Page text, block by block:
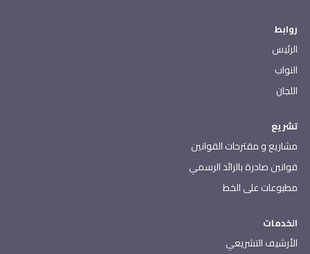
روابط
الرئيس
النواب
اللجان
تشريع
مشاريع و مقترحات القوانين
قوانين صادرة بالرائد الرسمي
مطبوعات على الخط
الخدمات
الأرشيف التشريعي